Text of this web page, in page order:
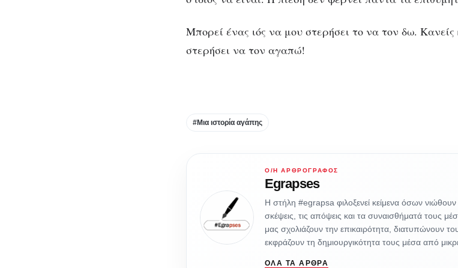
Μπορεί ένας ιός να μου στερήσει το να τον δω.
στερήσει να τον αγαπώ!
#Μια ιστορία αγάπης
Ο/Η ΑΡΘΡΟΓΡΆΦΟΣ
Egrapses
Η στήλη #egrapsa φιλοξενεί κείμενα όσων
σκέψεις, τις απόψεις και τα συναισθήματά τους
μας σχολιάζουν την επικαιρότητα, διατυπώνουν
εκφράζουν τη δημιουργικότητα τους μέσα από
ΌΛΑ ΤΑ ΆΡΘΡΑ